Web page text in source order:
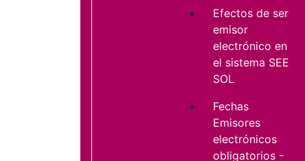
Efectos de ser
emisor
electrónico en
el sistema SEE
SOL
Fechas
Emisores
electrónicos
obligatorios -